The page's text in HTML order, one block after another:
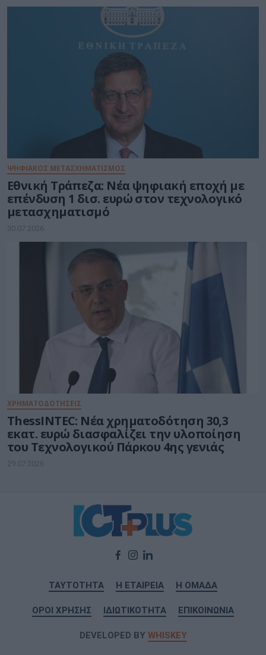
ΨΗΦΙΑΚΟΣ ΜΕΤΑΣΧΗΜΑΤΙΣΜΟΣ
Εθνική Τράπεζα: Νέα ψηφιακή εποχή με
επένδυση 1 δισ. ευρώ στον τεχνολογικό
μετασχηματισμό
30.07.2026
ΧΡΗΜΑΤΟΔΟΤΗΣΕΙΣ
ThessINTEC: Νέα χρηματοδότηση 30,3
εκατ. ευρώ διασφαλίζει την υλοποίηση
του Τεχνολογικού Πάρκου 4ης γενιάς
29.07.2026
ΤΑΥΤΟΤΗΤΑ Η ΕΤΑΙΡΕΙΑ Η ΟΜΑΔΑ
ΟΡΟΙ ΧΡΗΣΗΣ ΙΔΙΩΤΙΚΟΤΗΤΑ ΕΠΙΚΟΙΝΩΝΙΑ
DEVELOPED BY WHISKEY